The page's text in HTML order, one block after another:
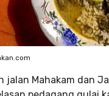
jalan Mahakam dan